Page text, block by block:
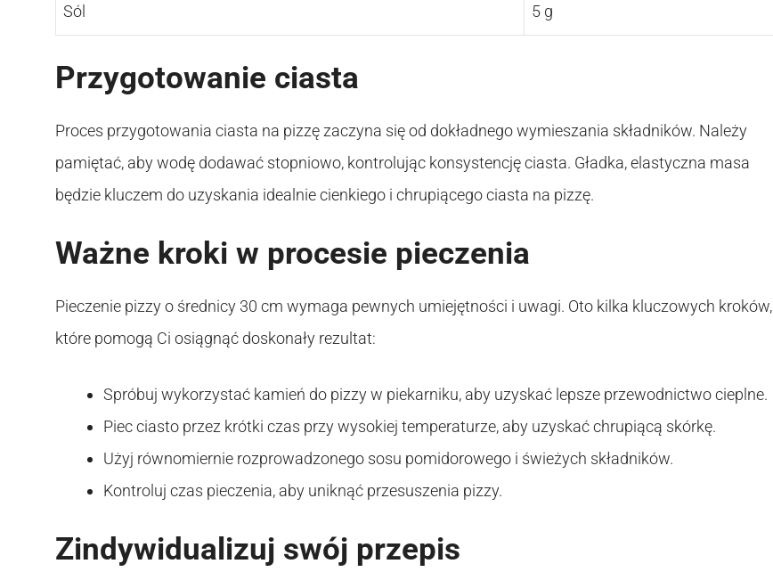
Sól 5 g
Przygotowanie ciasta
Proces przygotowania ciasta na pizzę zaczyna się od dokładnego wymieszania składników. Należy
pamiętać, aby wodę dodawać stopniowo, kontrolując konsystencję ciasta. Gładka, elastyczna masa
będzie kluczem do uzyskania idealnie cienkiego i chrupiącego ciasta na pizzę.
Ważne kroki w procesie pieczenia
Pieczenie pizzy o średnicy 30 cm wymaga pewnych umiejętności i uwagi. Oto kilka kluczowych kroków,
które pomogą Ci osiągnąć doskonały rezultat:
Spróbuj wykorzystać kamień do pizzy w piekarniku, aby uzyskać lepsze przewodnictwo cieplne.
Piec ciasto przez krótki czas przy wysokiej temperaturze, aby uzyskać chrupiącą skórkę.
Użyj równomiernie rozprowadzonego sosu pomidorowego i świeżych składników.
Kontroluj czas pieczenia, aby uniknąć przesuszenia pizzy.
Zindywidualizuj swój przepis